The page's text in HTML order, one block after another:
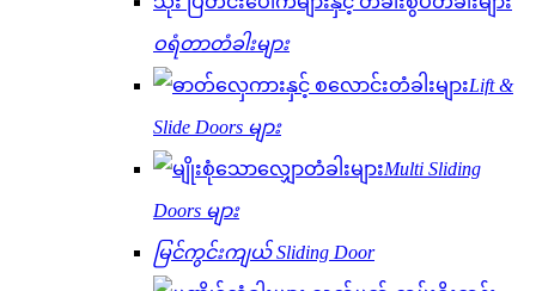
ဝရံတာတံခါးများ
Lift &
Slide Doors များ
Multi Sliding
Doors များ
မြင်ကွင်းကျယ် Sliding Door